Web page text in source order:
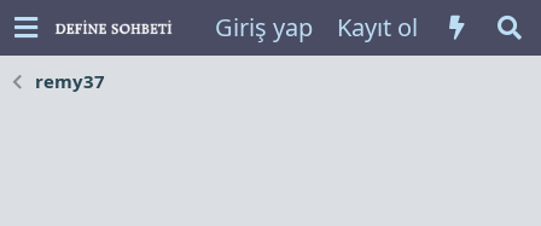
Giriş yap Kayıt ol
remy37